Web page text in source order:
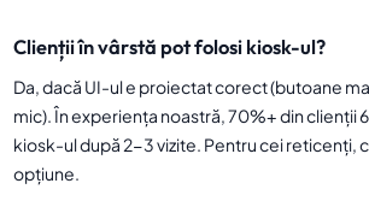
Clienții în vârstă pot folosi kiosk-ul?
Da, dacă UI-ul e proiectat corect (butoane
mic). În experiența noastră, 70%+ din clienții
kiosk-ul după 2-3 vizite. Pentru cei reticenți,
opțiune.